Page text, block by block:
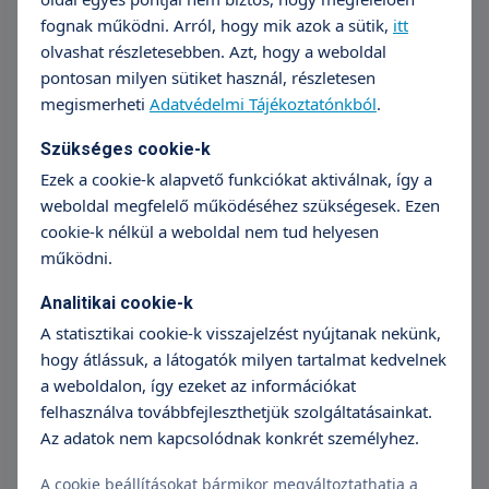
A terhesség megállapítását követően, de
legkésőbb a 12. hétig. A vizsgálat részei:
vérkép, éhgyomri vércukor, vizeletvizsgálat,
vércsoport, ellenanyag, Wassermann (vérbaj-
elleni védettség vizsgálata). THS: pajzsmirigy
funció vizsgálata. Lehetőség szerint a
hepatitis szűrést is el szoktuk végezni.
Első ultrahang és Down-
szűrés
Időpontja: 12. hét (11. – 13. hét végéig).
Vizsgáljuk az embrió életjelenségét, fejlődési
ütemét, méretét, valamint a nyaki bőrredő
vastagságát is megmérjük (bizonyos
kromoszómális rendellenességeknél
vastagabb az átlagosnál). Kiváló ultrahang
fognak működni. Arról, hogy mik azok a sütik, itt
olvashat részletesebben. Azt, hogy a weboldal
pontosan milyen sütiket használ, részletesen
megismerheti Adatvédelmi Tájékoztatónkból.
Szükséges cookie-k
Ezek a cookie-k alapvető funkciókat aktiválnak, így a
weboldal megfelelő működéséhez szükségesek. Ezen
cookie-k nélkül a weboldal nem tud helyesen
működni.
Analitikai cookie-k
A statisztikai cookie-k visszajelzést nyújtanak nekünk,
hogy átlássuk, a látogatók milyen tartalmat kedvelnek
a weboldalon, így ezeket az információkat
felhasználva továbbfejleszthetjük szolgáltatásainkat.
Az adatok nem kapcsolódnak konkrét személyhez.
A cookie beállításokat bármikor megváltoztathatja a